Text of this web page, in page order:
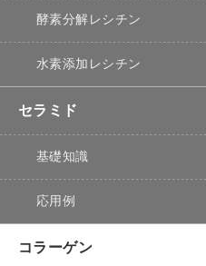
酵素分解レシチン
水素添加レシチン
セラミド
基礎知識
応用例
コラーゲン